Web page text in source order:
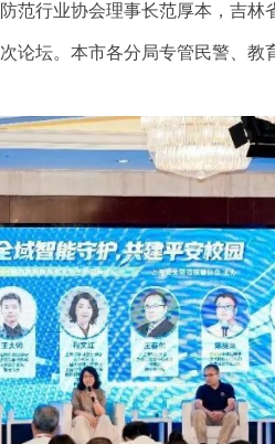
范行业协会理事长范厚本，吉
论坛。本市各分局专管民警、